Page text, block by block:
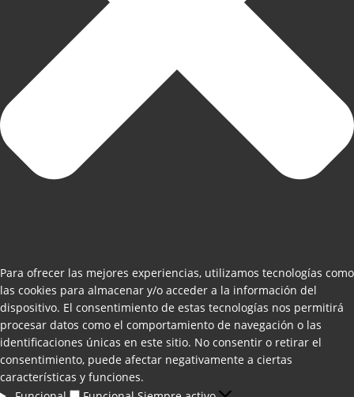
Para ofrecer las mejores experiencias, utilizamos tecnologías como
las cookies para almacenar y/o acceder a la información del
dispositivo. El consentimiento de estas tecnologías nos permitirá
procesar datos como el comportamiento de navegación o las
identificaciones únicas en este sitio. No consentir o retirar el
consentimiento, puede afectar negativamente a ciertas
características y funciones.